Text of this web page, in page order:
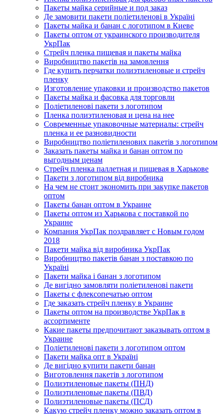
Пакеты майка серийные и под заказ
Де замовити пакети поліетиленові в Україні
Пакеты майка и банан с логотипом в Киеве
Пакеты оптом от украинского производителя
УкрПак
Стрейч пленка пищевая и пакеты майка
Виробництво пакетів на замовлення
Где купить перчатки полиэтиленовые и стрейч
пленку
Изготовление упаковки и производство пакетов
Пакеты майка и фасовка для торговли
Поліетиленові пакети з логотипом
Пленка полиэтиленовая и цена на нее
Современные упаковочные материалы: стрейч
пленка и ее разновидности
Виробництво поліетиленових пакетів з логотипом
Заказать пакеты майка и банан оптом по
выгодным ценам
Стрейч пленка паллетная и пищевая в Харькове
Пакети з логотипом від виробника
На чем не стоит экономить при закупке пакетов
оптом
Пакеты банан оптом в Украине
Пакеты оптом из Харькова с поставкой по
Украине
Компания УкрПак поздравляет с Новым годом
2018
Пакети майка від виробника УкрПак
Виробництво пакетів банан з поставкою по
Україні
Пакети майка і банан з логотипом
Де вигідно замовляти поліетиленові пакети
Пакеты с флексопечатью оптом
Где заказать стрейч пленку в Украине
Пакеты оптом на производстве УкрПак в
ассортименте
Какие пакеты предпочитают заказывать оптом в
Украине
Поліетиленові пакети з логотипом оптом
Пакети майка опт в Україні
Де вигідно купити пакети банан
Виготовлення пакетів з логотипом
Полиэтиленовые пакеты (ПНД)
Полиэтиленовые пакеты (ПВД)
Полиэтиленовые пакеты (ПСД)
Какую стрейч пленку можно заказать оптом в